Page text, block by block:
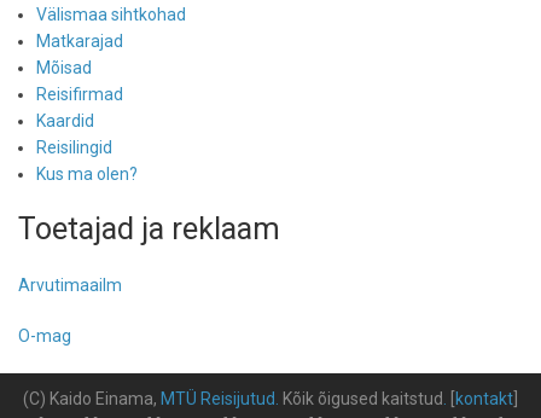
Välismaa sihtkohad
Matkarajad
Mõisad
Reisifirmad
Kaardid
Reisilingid
Kus ma olen?
Toetajad ja reklaam
Arvutimaailm
O-mag
(C) Kaido Einama, MTÜ Reisijutud. Kõik õigused kaitstud. kontakt